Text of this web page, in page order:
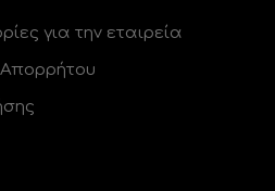
για την εταιρεία
Απορρήτου